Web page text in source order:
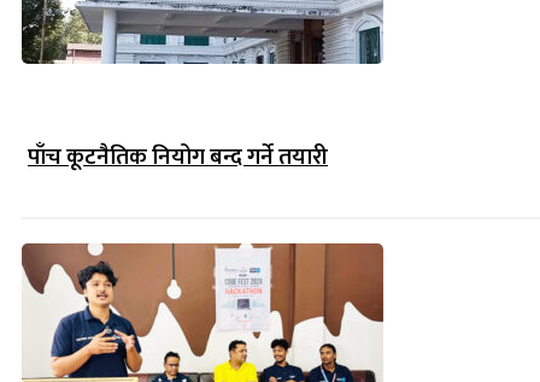
पाँच कूटनैतिक नियोग बन्द गर्ने तयारी